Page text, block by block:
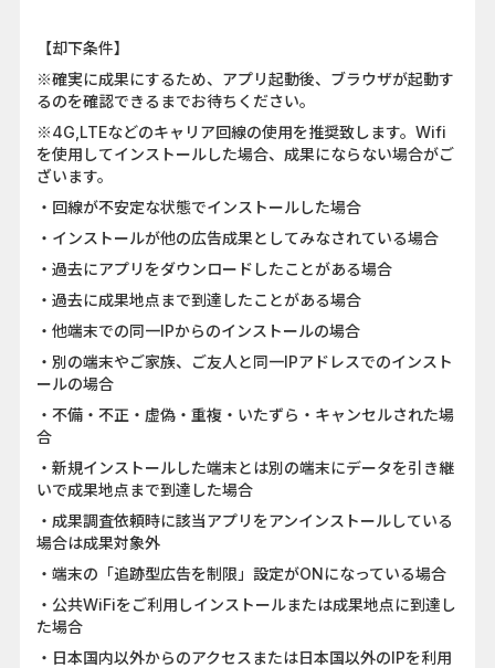
【却下条件】
※確実に成果にするため、アプリ起動後、ブラウザが起動す
るのを確認できるまでお待ちください。
※4G,LTEなどのキャリア回線の使用を推奨致します。Wifi
を使用してインストールした場合、成果にならない場合がご
ざいます。
・回線が不安定な状態でインストールした場合
・インストールが他の広告成果としてみなされている場合
・過去にアプリをダウンロードしたことがある場合
・過去に成果地点まで到達したことがある場合
・他端末での同一IPからのインストールの場合
・別の端末やご家族、ご友人と同一IPアドレスでのインスト
ールの場合
・不備・不正・虚偽・重複・いたずら・キャンセルされた場
合
・新規インストールした端末とは別の端末にデータを引き継
いで成果地点まで到達した場合
・成果調査依頼時に該当アプリをアンインストールしている
場合は成果対象外
・端末の「追跡型広告を制限」設定がONになっている場合
・公共WiFiをご利用しインストールまたは成果地点に到達し
た場合
・日本国内以外からのアクセスまたは日本国以外のIPを利用